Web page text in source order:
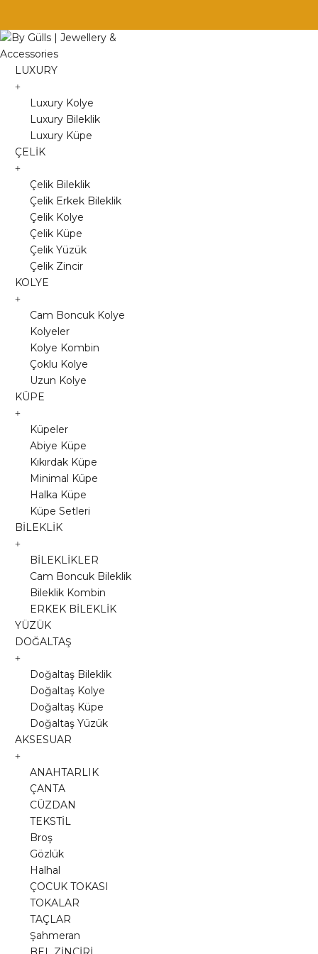
Skip
to
content
LUXURY
Luxury Kolye
Luxury Bileklik
Luxury Küpe
ÇELİK
Çelik Bileklik
Çelik Erkek Bileklik
Çelik Kolye
Çelik Küpe
Çelik Yüzük
Çelik Zincir
KOLYE
Cam Boncuk Kolye
Kolyeler
Kolye Kombin
Çoklu Kolye
Uzun Kolye
KÜPE
Küpeler
Abiye Küpe
Kıkırdak Küpe
Minimal Küpe
Halka Küpe
Küpe Setleri
BİLEKLİK
BİLEKLİKLER
Cam Boncuk Bileklik
Bileklik Kombin
ERKEK BİLEKLİK
YÜZÜK
DOĞALTAŞ
Doğaltaş Bileklik
Doğaltaş Kolye
Doğaltaş Küpe
Doğaltaş Yüzük
AKSESUAR
ANAHTARLIK
ÇANTA
CÜZDAN
TEKSTİL
Broş
Gözlük
Halhal
ÇOCUK TOKASI
TOKALAR
TAÇLAR
Şahmeran